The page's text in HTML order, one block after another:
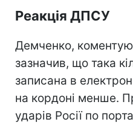
Реакція ДПСУ
Демченко,
зазначив, що така
записана в
на кордоні менше.
ударів Росії по